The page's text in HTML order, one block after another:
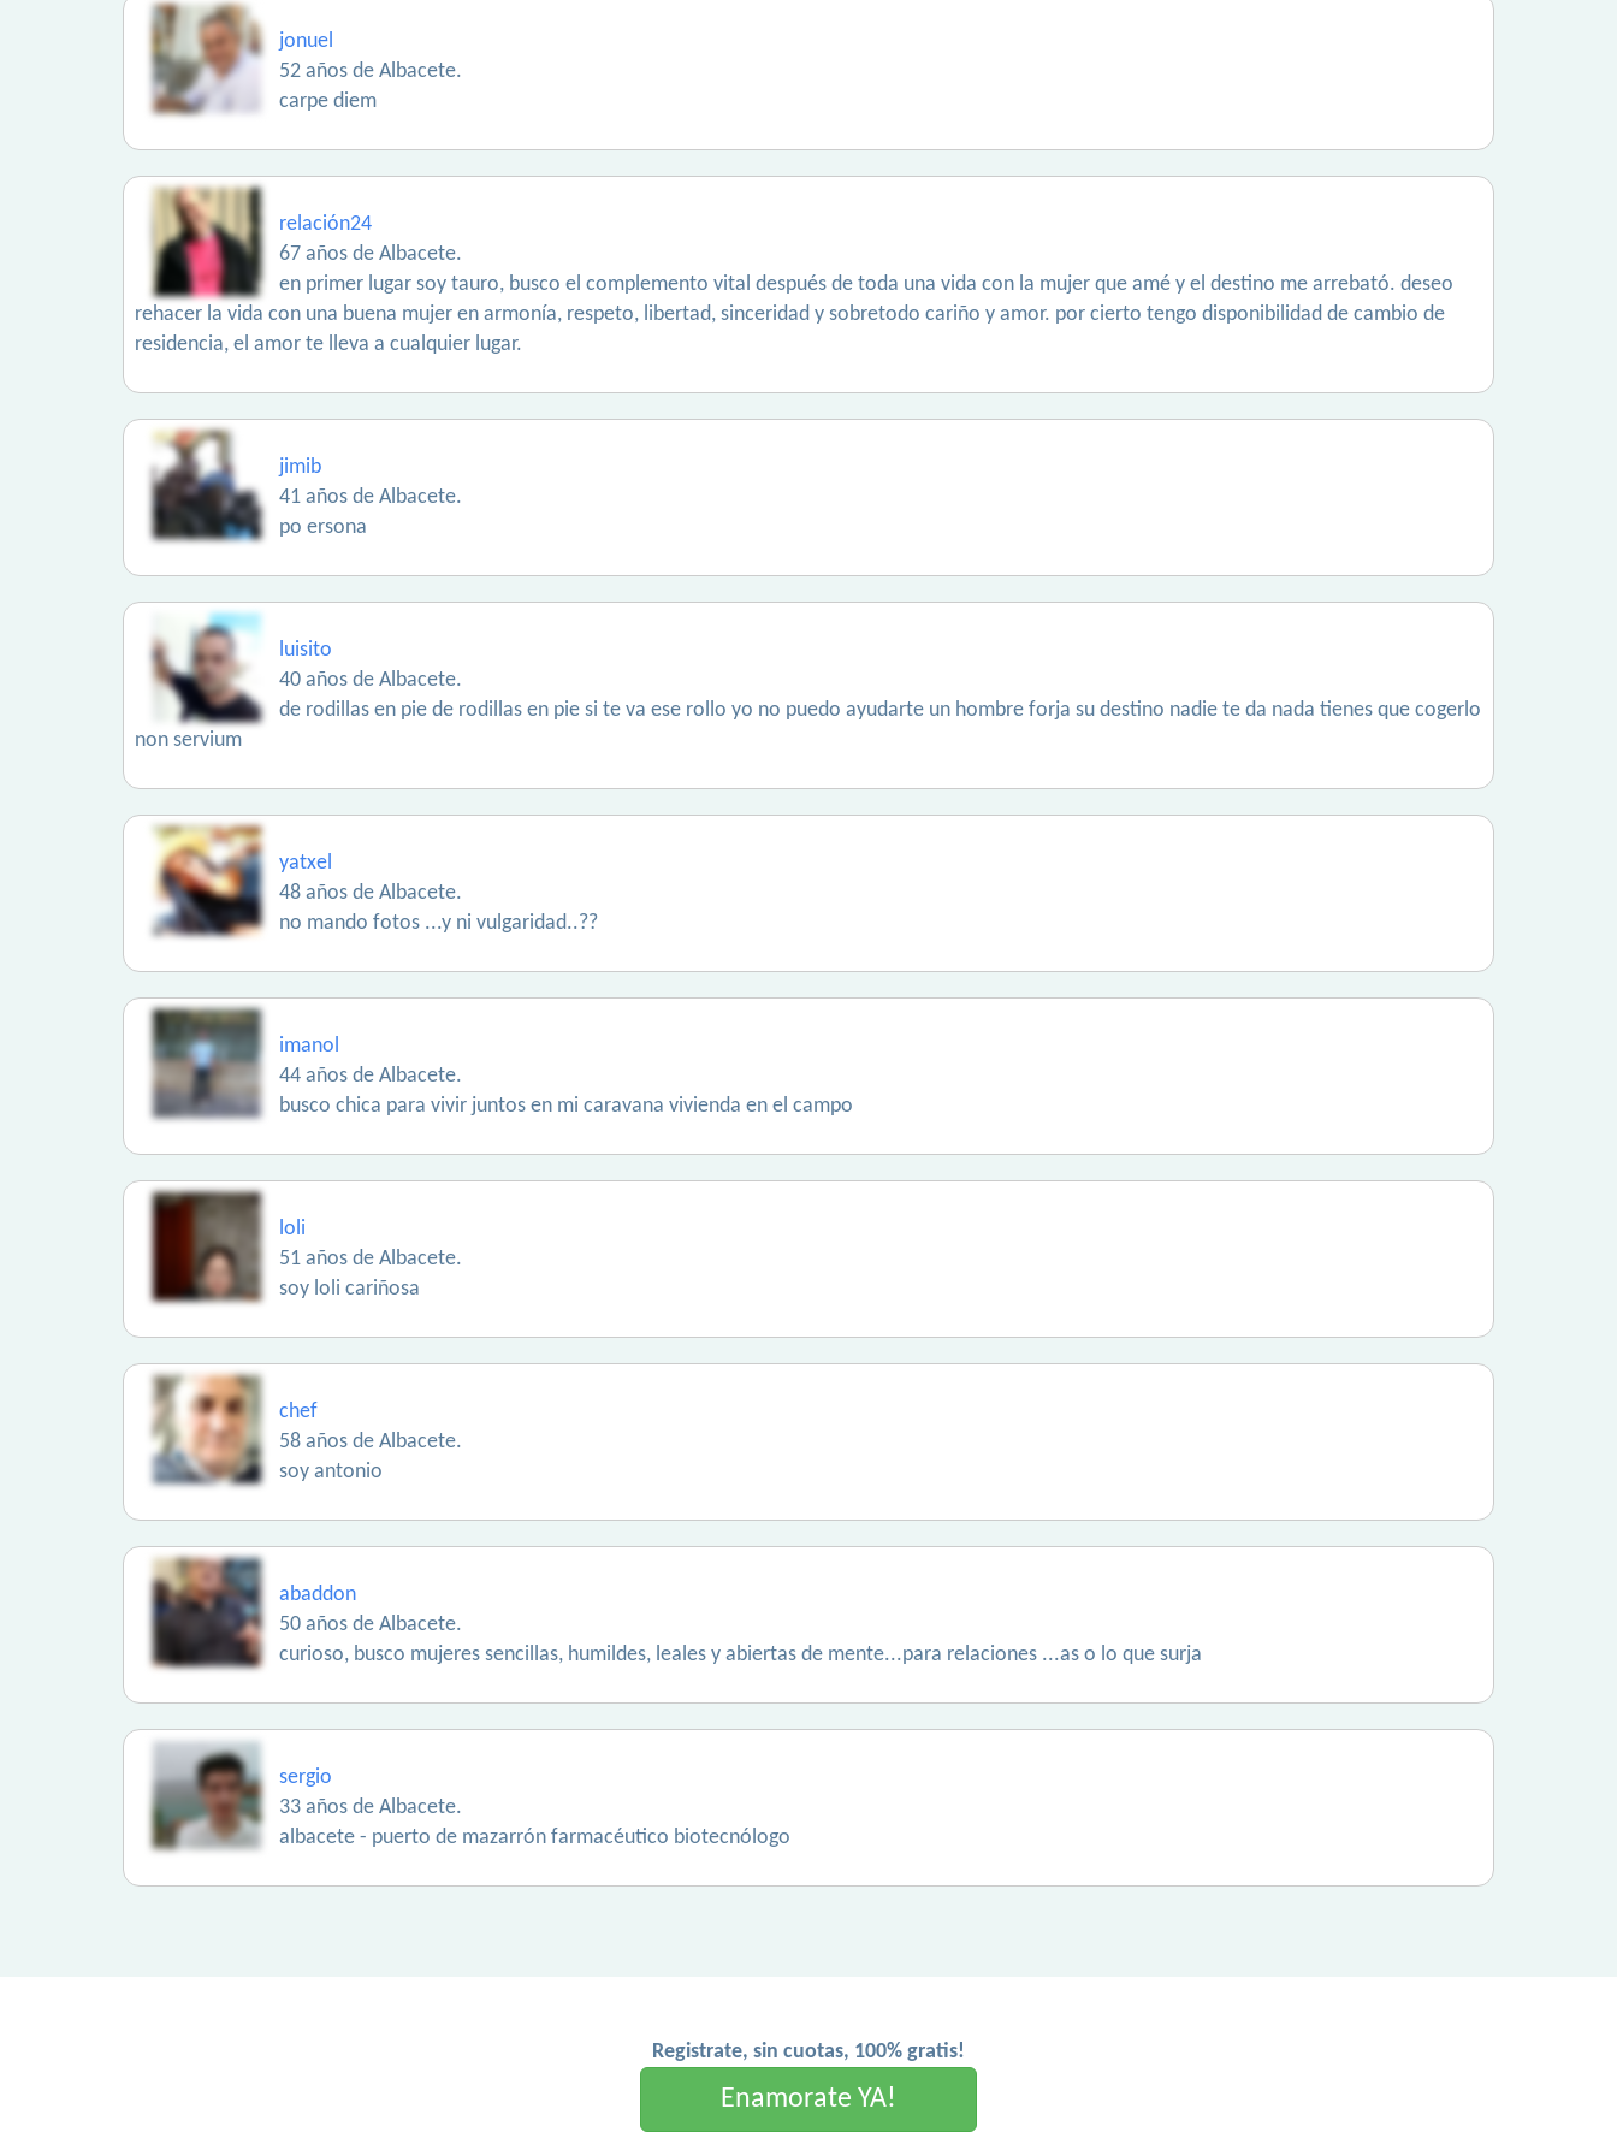
jonuel
52 años de Albacete.
carpe diem
relación24
67 años de Albacete.
en primer lugar soy tauro, busco el complemento vital después de toda una vida con la mujer que amé y el destino me arrebató. deseo
rehacer la vida con una buena mujer en armonía, respeto, libertad, sinceridad y sobretodo cariño y amor. por cierto tengo disponibilidad de cambio de
residencia, el amor te lleva a cualquier lugar.
jimib
41 años de Albacete.
po ersona
luisito
40 años de Albacete.
de rodillas en pie de rodillas en pie si te va ese rollo yo no puedo ayudarte un hombre forja su destino nadie te da nada tienes que cogerlo
non servium
yatxel
48 años de Albacete.
no mando fotos ...y ni vulgaridad..??
imanol
44 años de Albacete.
busco chica para vivir juntos en mi caravana vivienda en el campo
loli
51 años de Albacete.
soy loli cariñosa
chef
58 años de Albacete.
soy antonio
abaddon
50 años de Albacete.
curioso, busco mujeres sencillas, humildes, leales y abiertas de mente...para relaciones ...as o lo que surja
sergio
33 años de Albacete.
albacete - puerto de mazarrón farmacéutico biotecnólogo
Registrate, sin cuotas, 100% gratis!
Enamorate YA!